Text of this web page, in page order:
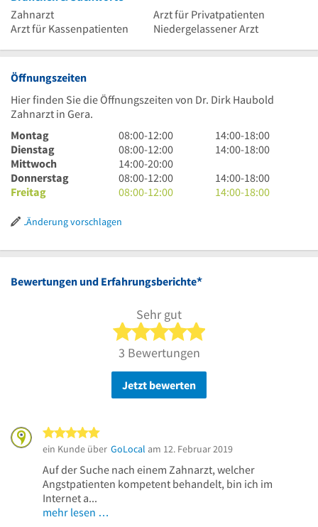
Zahnarzt
Arzt für Privatpatienten
Arzt für Kassenpatienten
Niedergelassener Arzt
Öffnungszeiten
Hier finden Sie die Öffnungszeiten von Dr. Dirk Haubold
Zahnarzt in Gera.
Montag
8
Uhr
bis
12
Uhr
08:00-12:00
14
Uhr
18
Uhr
14:00-18:00
Dienstag
8
Uhr
bis
12
08:00-12:00
14
bis
18
14:00-18:00
Mittwoch
14
Uhr
bis
Uhr
14:00-20:00
Donnerstag
8
Uhr
12
08:00-12:00
14
Uhr
14:00-18:00
Freitag
8
bis
Uhr
08:00-12:00
14
Uhr
14:00-18:00
Änderung vorschlagen
Bewertungen und Erfahrungsberichte*
Sehr gut
5 von 5 Sternen
3 Bewertungen
Jetzt bewerten
ein Kunde über GoLocal am 12. Februar 2019
Auf der Suche nach einem Zahnarzt, welcher
Angstpatienten kompetent behandelt, bin ich im
Internet a...
mehr lesen …